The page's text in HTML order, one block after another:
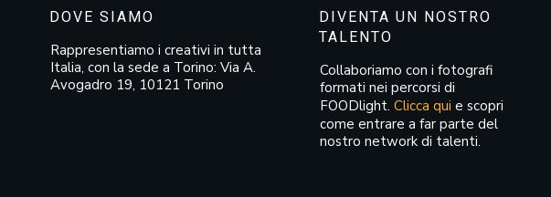
DOVE SIAMO
Rappresentiamo i creativi in tutta
Italia, con la sede a Torino: Via A.
Avogadro 19, 10121 Torino
DIVENTA UN NOSTRO
TALENTO
Collaboriamo con i fotografi
formati nei percorsi di
FOODlight. Clicca qui e scopri
come entrare a far parte del
nostro network di talenti.